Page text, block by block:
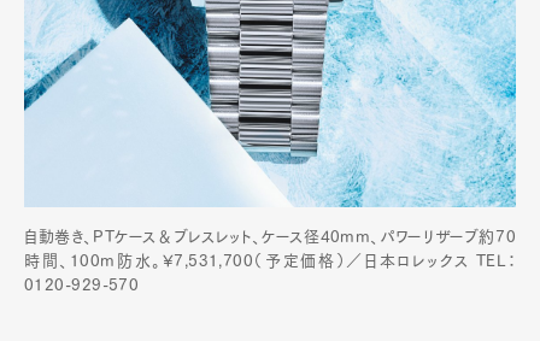
自動巻き、PTケース＆ブレスレット、ケース径40mm、パワーリザーブ約70
時間、100m防水。¥7,531,700（予定価格）／日本ロレックス TEL：
0120-929-570